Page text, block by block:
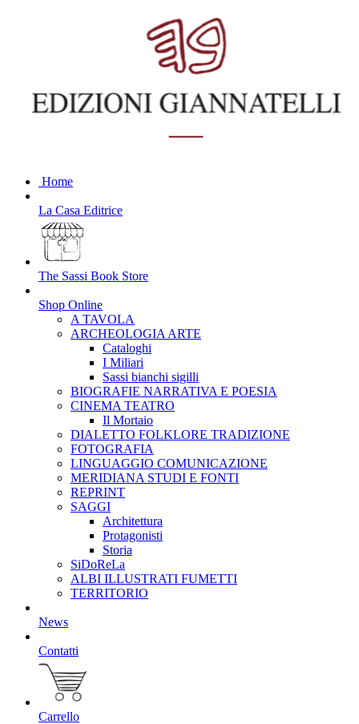
Home
La Casa Editrice
The Sassi Book Store
Shop Online
A TAVOLA
ARCHEOLOGIA ARTE
Cataloghi
I Miliari
Sassi bianchi sigilli
BIOGRAFIE NARRATIVA E POESIA
CINEMA TEATRO
Il Mortaio
DIALETTO FOLKLORE TRADIZIONE
FOTOGRAFIA
LINGUAGGIO COMUNICAZIONE
MERIDIANA STUDI E FONTI
REPRINT
SAGGI
Architettura
Protagonisti
Storia
SiDoReLa
ALBI ILLUSTRATI FUMETTI
TERRITORIO
News
Contatti
Carrello